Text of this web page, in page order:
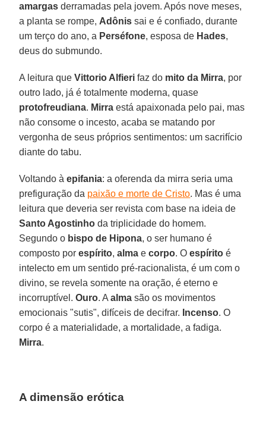
amargas derramadas pela jovem. Após nove meses,
a planta se rompe, Adônis sai e é confiado, durante
um terço do ano, a Perséfone, esposa de Hades,
deus do submundo.
A leitura queVittorio Alfieri faz do mito da Mirra, por
outro lado, já é totalmente moderna, quase
protofreudiana. Mirra está apaixonada pelo pai, mas
não consome o incesto, acaba se matando por
vergonha de seus próprios sentimentos: um sacrifício
diante do tabu.
Voltando àepifania: a oferenda da mirra seria uma
prefiguração da paixão e morte de Cristo. Mas é uma
leitura que deveria ser revista com base na ideia de
Santo Agostinho da triplicidade do homem.
Segundo o bispo de Hipona, o ser humano é
composto porespírito,alma ecorpo. Oespírito é
intelecto em um sentido pré-racionalista, é um com o
divino, se revela somente na oração, é eterno e
incorruptível.Ouro. Aalma são os movimentos
emocionais "sutis", difíceis de decifrar. Incenso. O
corpo é a materialidade, a mortalidade, a fadiga.
Mirra.
A dimensão erótica